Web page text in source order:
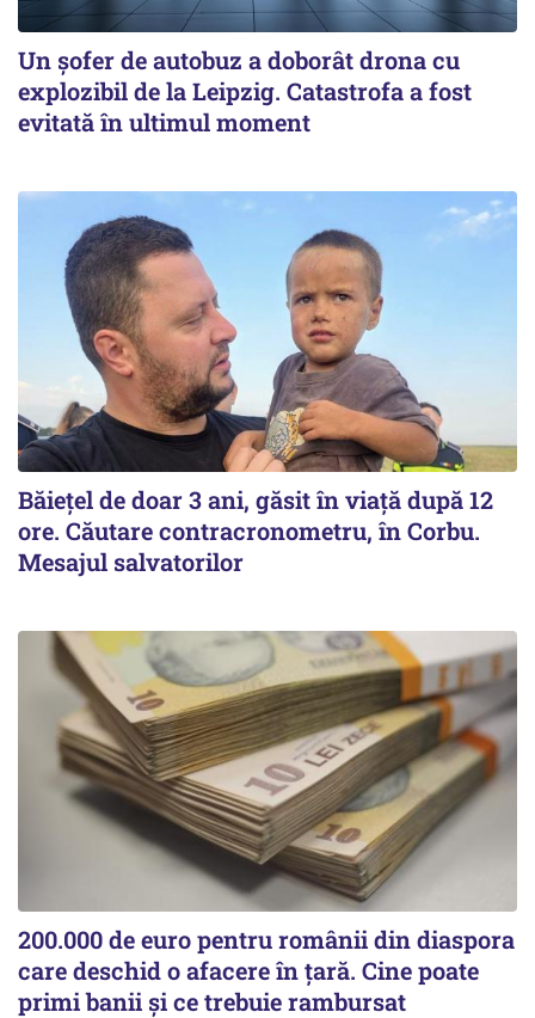
Un șofer de autobuz a doborât drona cu
explozibil de la Leipzig. Catastrofa a fost
evitată în ultimul moment
Băiețel de doar 3 ani, găsit în viață după 12
ore. Căutare contracronometru, în Corbu.
Mesajul salvatorilor
200.000 de euro pentru românii din diaspora
care deschid o afacere în țară. Cine poate
primi banii și ce trebuie rambursat